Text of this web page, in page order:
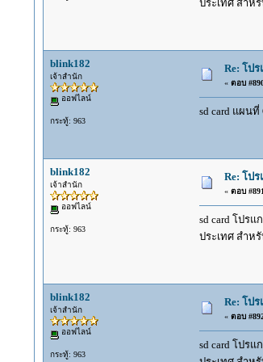
ประเทศ สำห
blink182
เจ้าสำนัก
ออฟไลน์
กระทู้: 963
Re: โป
« ตอบ
sd card แผนที่
blink182
เจ้าสำนัก
ออฟไลน์
กระทู้: 963
Re: โป
« ตอบ
sd card โปรแ
ประเทศ สำห
blink182
เจ้าสำนัก
ออฟไลน์
กระทู้: 963
Re: โป
« ตอบ
sd card โปรแ